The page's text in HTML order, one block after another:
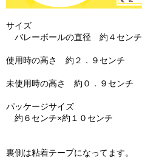
サイズ
バレーボールの直径 約４センチ
使用時の高さ 約２．９センチ
未使用時の高さ 約０．９センチ
パッケージサイズ
約６センチ×約１０センチ
裏側は粘着テープになってます。